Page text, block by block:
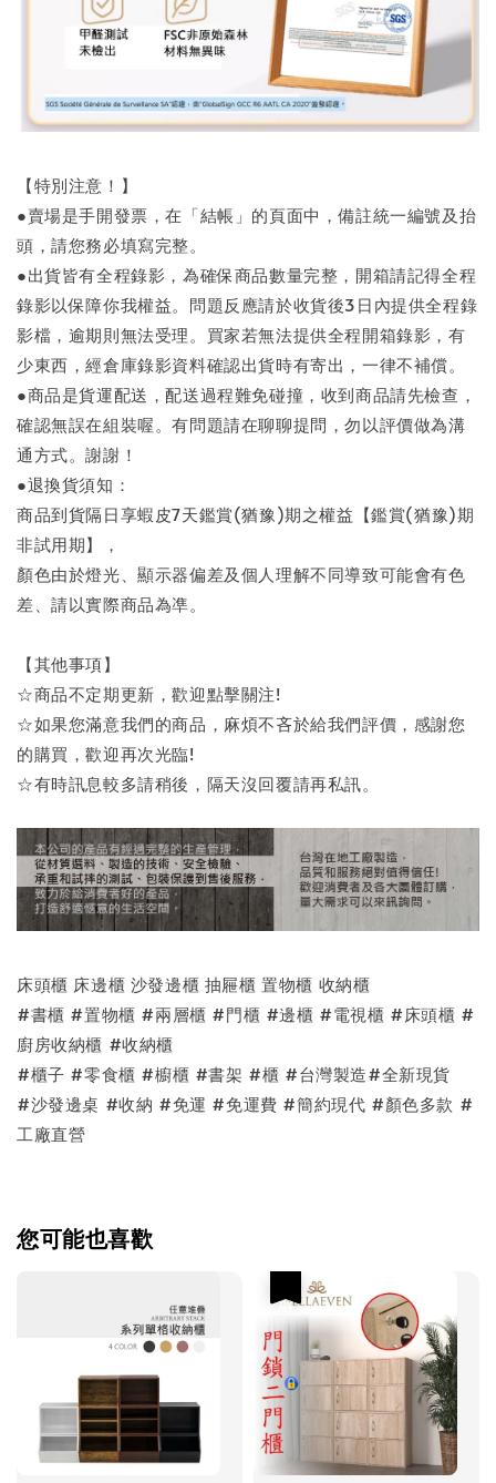
【特別注意！】
●賣場是手開發票，在「結帳」的頁面中，備註統一編號及抬
頭，請您務必填寫完整。
●出貨皆有全程錄影，為確保商品數量完整，開箱請記得全程
錄影以保障你我權益。問題反應請於收貨後3日內提供全程錄
影檔，逾期則無法受理。買家若無法提供全程開箱錄影，有
少東西，經倉庫錄影資料確認出貨時有寄出，一律不補償。
●商品是貨運配送，配送過程難免碰撞，收到商品請先檢查，
確認無誤在組裝喔。有問題請在聊聊提問，勿以評價做為溝
通方式。謝謝！
●退換貨須知：
商品到貨隔日享蝦皮7天鑑賞(猶豫)期之權益【鑑賞(猶豫)期
非試用期】，
顏色由於燈光、顯示器偏差及個人理解不同導致可能會有色
差、請以實際商品為凖。
【其他事項】
☆商品不定期更新，歡迎點擊關注!
☆如果您滿意我們的商品，麻煩不吝於給我們評價，感謝您
的購買，歡迎再次光臨!
☆有時訊息較多請稍後，隔天沒回覆請再私訊。
床頭櫃 床邊櫃 沙發邊櫃 抽屜櫃 置物櫃 收納櫃
#書櫃 #置物櫃 #兩層櫃 #門櫃 #邊櫃 #電視櫃 #床頭櫃 #
廚房收納櫃 #收納櫃
#櫃子 #零食櫃 #櫥櫃 #書架 #櫃 #台灣製造#全新現貨
#沙發邊桌 #收納 #免運 #免運費 #簡約現代 #顏色多款 #
工廠直營
您可能也喜歡